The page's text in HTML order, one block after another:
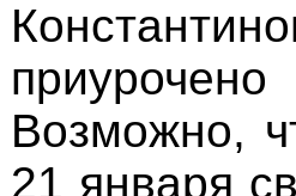
Возможно,
21 января